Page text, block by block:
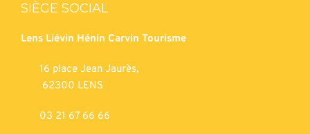
SIÈGE SOCIAL
Lens Liévin Hénin Carvin Tourisme
16 place Jean Jaurès,
62300 LENS
03 21 67 66 66